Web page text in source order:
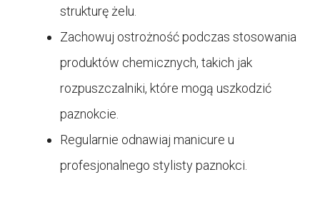
strukturę żelu.
Zachowuj ostrożność podczas stosowania
produktów chemicznych, takich jak
rozpuszczalniki, które mogą uszkodzić
paznokcie.
Regularnie odnawiaj manicure u
profesjonalnego stylisty paznokci.